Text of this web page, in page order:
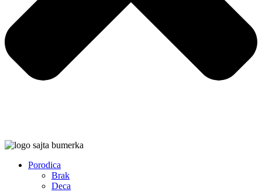
Porodica
Brak
Deca